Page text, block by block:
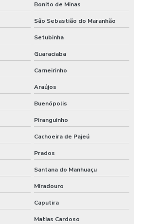
Bonito de Minas
São Sebastião do Maranhão
Setubinha
Guaraciaba
Carneirinho
Araújos
Buenópolis
Piranguinho
Cachoeira de Pajeú
Prados
Santana do Manhuaçu
Miradouro
Caputira
Matias Cardoso